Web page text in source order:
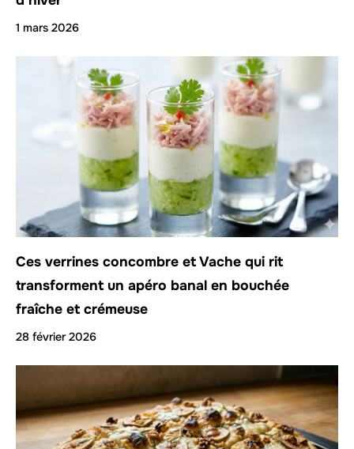
1 mars 2026
Ces verrines concombre et Vache qui rit
transforment un apéro banal en bouchée
fraîche et crémeuse
28 février 2026